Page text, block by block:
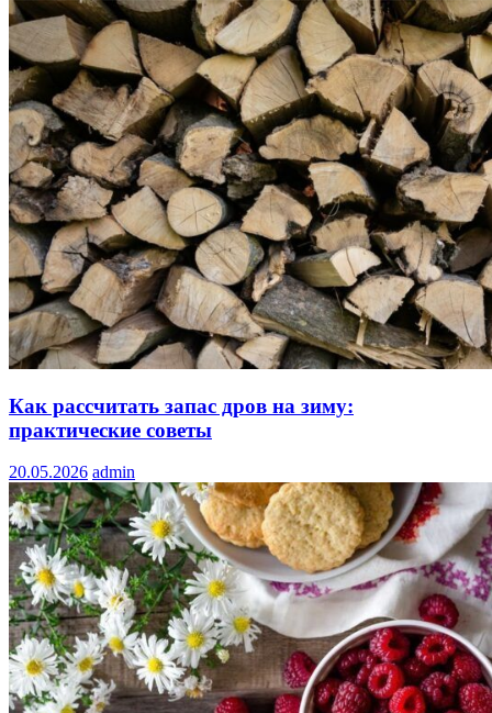
Как рассчитать запас дров на зиму:
практические советы
20.05.2026 admin